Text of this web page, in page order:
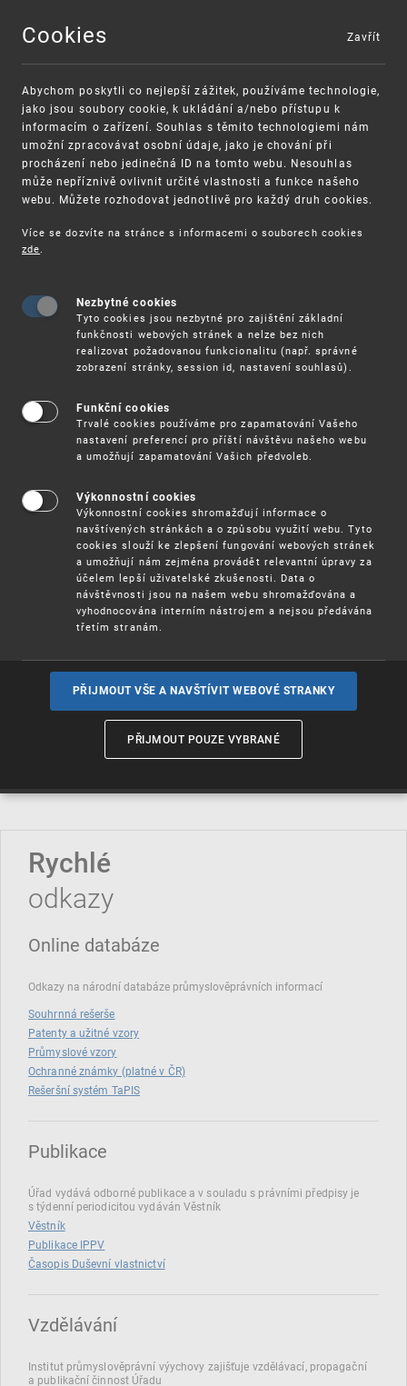
MENU
VAROVÁNÍ
Finanční podpora
Vynálezy / Patenty
Užitnévzory
Ochrannéznámky
Označení původua zeměpisná
Rychlé
odkazy
Online databáze
Odkazy na národní databáze průmyslověprávních informací
Souhrnná rešerše
Patenty a užitné vzory
Průmyslové vzory
Ochranné známky (platné v ČR)
Rešeršní systém TaPIS
Publikace
Úřad vydává odborné publikace a v souladu s právními předpisy je
s týdenní periodicitou vydáván Věstník
Věstník
Publikace IPPV
Časopis Duševní vlastnictví
Vzdělávání
Institut průmyslověprávní výychovy zajišťuje vzdělávací, propagační
a publikační činnost Úřadu
Cookies
Abychom poskytli co nejlepší zážitek, používáme technologie,
jako jsou soubory cookie, k ukládání a/nebo přístupu k
informacím o zařízení. Souhlas s těmito technologiemi nám
umožní zpracovávat osobní údaje, jako je chování při
procházení nebo jedinečná ID na tomto webu. Nesouhlas
může nepříznivě ovlivnit určité vlastnosti a funkce našeho
webu. Můžete rozhodovat jednotlivě pro každý druh cookies.
Více se dozvíte na stránce s informacemi o souborech cookies
zde.
Nezbytné cookies
Tyto cookies jsou nezbytné pro zajištění základní
funkčnosti webových stránek a nelze bez nich
realizovat požadovanou funkcionalitu (např. správné
zobrazení stránky, session id, nastavení souhlasů).
Funkční cookies
Trvalé cookies používáme pro zapamatování Vašeho
nastavení preferencí pro příští návštěvu našeho webu
a umožňují zapamatování Vašich předvoleb.
Výkonnostní cookies
Výkonnostní cookies shromažďují informace o
navštívených stránkách a o způsobu využití webu. Tyto
cookies slouží ke zlepšení fungování webových stránek
a umožňují nám zejména provádět relevantní úpravy za
účelem lepší uživatelské zkušenosti. Data o
návštěvnosti jsou na našem webu shromažďována a
vyhodnocována interním nástrojem a nejsou předávána
třetím stranám.
PŘIJMOUT VŠE A NAVŠTÍVIT WEBOVÉ STRANKY
PŘIJMOUT POUZE VYBRANÉ
Zavřít